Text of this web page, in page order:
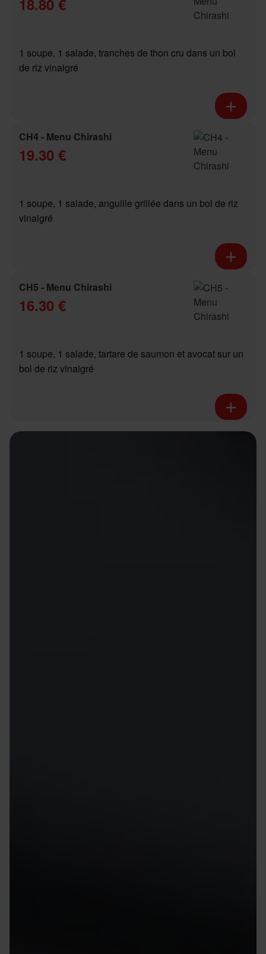
18.80 €
1 soupe, 1 salade, tranches de thon cru dans un bol
de riz vinaigré
CH4 - Menu Chirashi
19.30 €
1 soupe, 1 salade, anguille grillée dans un bol de riz
vinaigré
CH5 - Menu Chirashi
16.30 €
1 soupe, 1 salade, tartare de saumon et avocat sur un
bol de riz vinaigré